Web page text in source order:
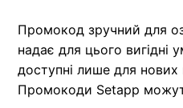
Видалення десктопної
Промокод зручний для
надає для цього
доступні лише для нових
Промокоди Setapp